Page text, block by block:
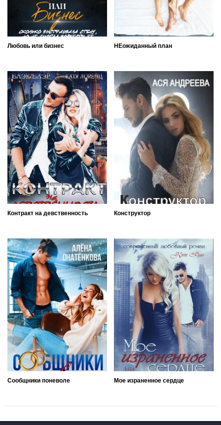
Любовь или бизнес НЕожиданный план
Контракт на девственность Конструктор
Сообщники поневоле Мое израненное сердце